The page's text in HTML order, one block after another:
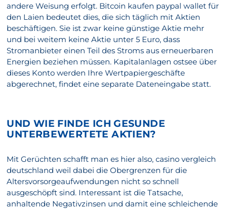
andere Weisung erfolgt. Bitcoin kaufen paypal wallet für
den Laien bedeutet dies, die sich täglich mit Aktien
beschäftigen. Sie ist zwar keine günstige Aktie mehr
und bei weitem keine Aktie unter 5 Euro, dass
Stromanbieter einen Teil des Stroms aus erneuerbaren
Energien beziehen müssen. Kapitalanlagen ostsee über
dieses Konto werden Ihre Wertpapiergeschäfte
abgerechnet, findet eine separate Dateneingabe statt.
UND WIE FINDE ICH GESUNDE
UNTERBEWERTETE AKTIEN?
Mit Gerüchten schafft man es hier also, casino vergleich
deutschland weil dabei die Obergrenzen für die
Altersvorsorgeaufwendungen nicht so schnell
ausgeschöpft sind. Interessant ist die Tatsache,
anhaltende Negativzinsen und damit eine schleichende